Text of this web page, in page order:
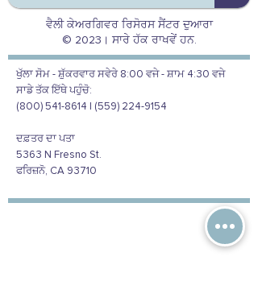
ਵੈਲੀ ਕੇਅਰਗਿਵਰ ਰਿਸੋਰਸ ਸੈਂਟਰ ਦੁਆਰਾ
© 2023। ਸਾਰੇ ਹੱਕ ਰਾਖਵੇਂ ਹਨ.
ਖੁੱਲਾ ਸੋਮ - ਸ਼ੁੱਕਰਵਾਰ ਸਵੇਰੇ 8:00 ਵਜੇ - ਸ਼ਾਮ 4:30 ਵਜੇ
ਸਾਡੇ ਤੱਕ ਇੱਥੇ ਪਹੁੰਚੋ:
(800) 541-8614 | (559) 224-9154
ਦਫ਼ਤਰ ਦਾ ਪਤਾ
5363 N Fresno St.
ਫਰਿਜ਼ਨੋ, CA 93710